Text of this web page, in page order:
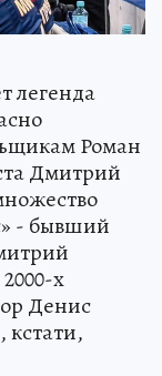
легенда
Роман
Дмитрий
- бывший
х
Денис
кстати,